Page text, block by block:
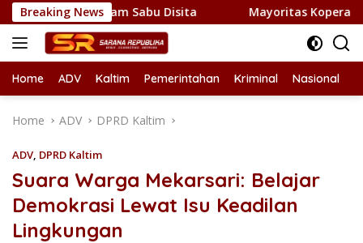
Skip
to
content
Breaking News
Kilogram Sabu Disita Mayoritas Koperasi Merah
Home ADV Kaltim Pemerintahan Kriminal Nasional
Home ADV DPRD Kaltim
ADV, DPRD Kaltim
Suara Warga Mekarsari: Belajar
Demokrasi Lewat Isu Keadilan
Lingkungan